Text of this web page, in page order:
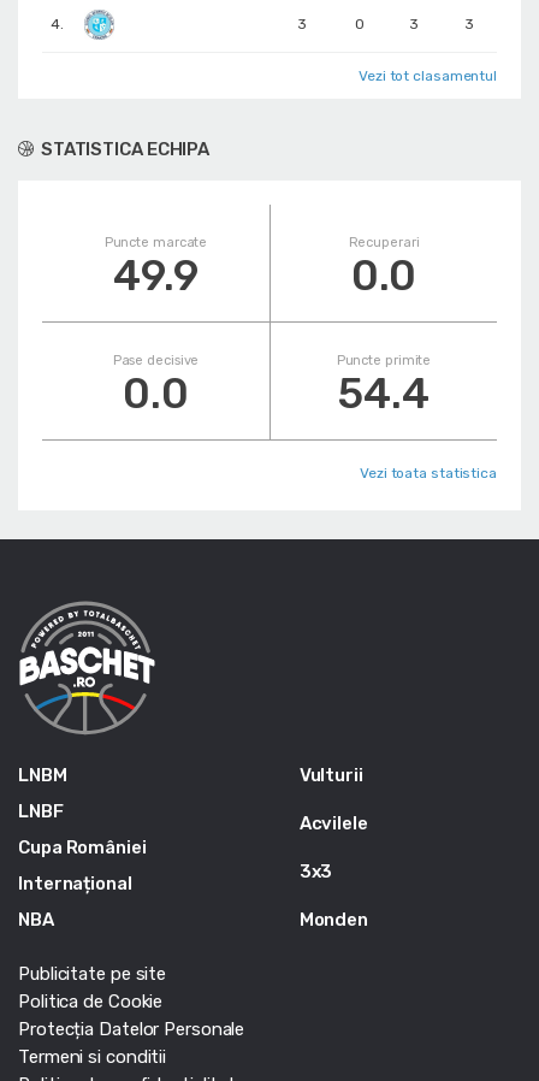
4. 3 0 3 3
Vezi tot clasamentul
STATISTICA ECHIPA
Puncte marcate
49.9
Recuperari
0.0
Pase decisive
0.0
Puncte primite
54.4
Vezi toata statistica
LNBM
LNBF
Cupa României
Internațional
NBA
Vulturii
Acvilele
3x3
Monden
Publicitate pe site
Politica de Cookie
Protecția Datelor Personale
Termeni si conditii